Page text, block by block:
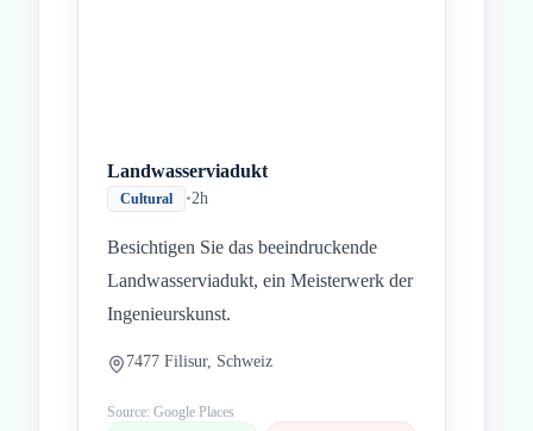
Landwasserviadukt
Cultural •2h
Besichtigen Sie das beeindruckende
Landwasserviadukt, ein Meisterwerk der
Ingenieurskunst.
7477 Filisur, Schweiz
Source: Google Places